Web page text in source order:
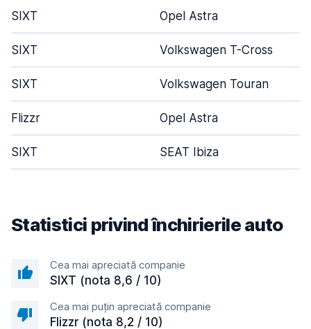
SIXT Opel Astra
SIXT Volkswagen T-Cross
SIXT Volkswagen Touran
Flizzr Opel Astra
SIXT SEAT Ibiza
Statistici privind închirierile auto
Cea mai apreciată companie
SIXT (nota 8,6 / 10)
Cea mai puțin apreciată companie
Flizzr (nota 8,2 / 10)